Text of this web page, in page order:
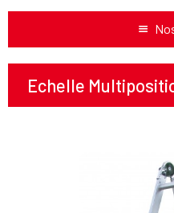
Echelle